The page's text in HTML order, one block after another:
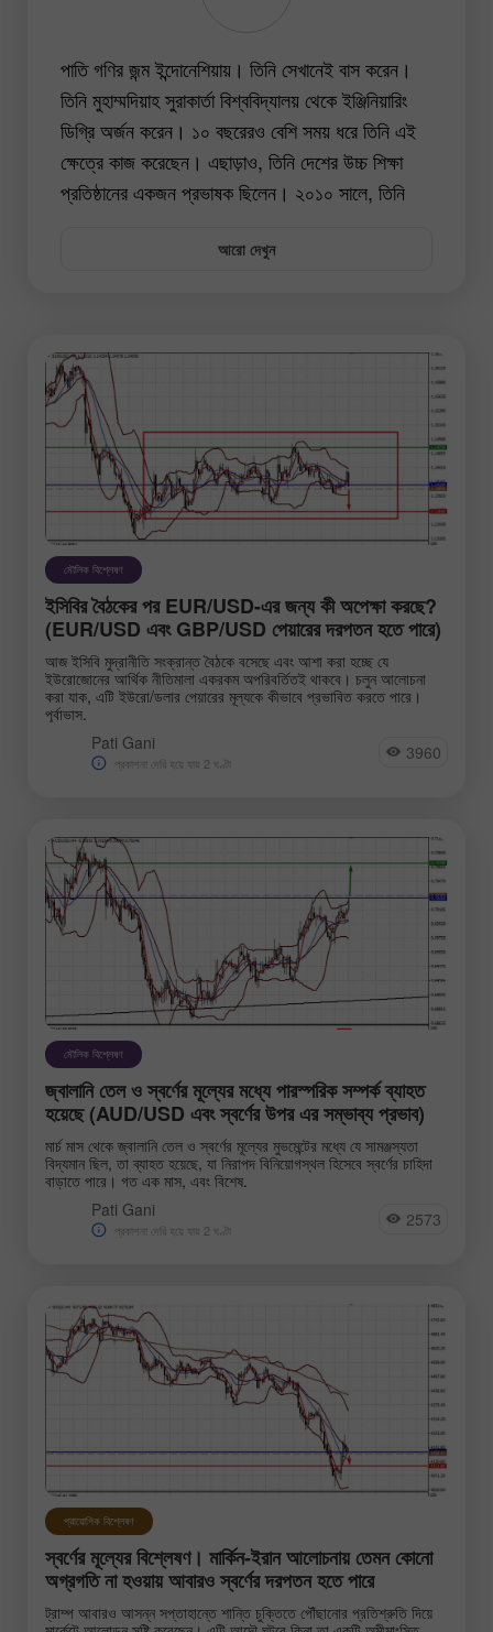
পাতি গণির জন্ম ইন্দোনেশিয়ায়। তিনি সেখানেই বাস করেন।
তিনি মুহাম্মদিয়াহ সুরাকার্তা বিশ্ববিদ্যালয় থেকে ইঞ্জিনিয়ারিং
ডিগ্রি অর্জন করেন। ১০ বছরেরও বেশি সময় ধরে তিনি এই
ক্ষেত্রে কাজ করেছেন। এছাড়াও, তিনি দেশের উচ্চ শিক্ষা
প্রতিষ্ঠানের একজন প্রভাষক ছিলেন। ২০১০ সালে, তিনি
মৌলিক বিশ্লেষণের মৌলিক বিষয়গুলো শেখেন। পরে, তিনি
দলে যোগদান করেন। তিনি মৌলিক বিশ্লেষণধর্মী নিবন্ধ লিখে
থাকেন। পাতি গণি বিশ্বব্যাপী বাজার পরিস্থিতি ঘনিষ্ঠভাবে
পর্যবেক্ষন করেন এবং বিশ্বব্যাপী আর্থিক বাজারকে প্রভাবিত
করতে পারে এমন সমস্ত গুরুত্বপূর্ণ ঘটনা সম্পর্কে ট্রেডারদের
অবিলম্বে অবহিত করে থাকেন।
আরো দেখুন
মৌলিক বিশ্লেষণ
ইসিবির বৈঠকের পর EUR/USD-এর জন্য কী অপেক্ষা করছে?
(EUR/USD এবং GBP/USD পেয়ারের দরপতন হতে পারে)
আজ ইসিবি মুদ্রানীতি সংক্রান্ত বৈঠকে বসেছে এবং আশা করা হচ্ছে যে
ইউরোজোনের আর্থিক নীতিমালা একরকম অপরিবর্তিতই থাকবে। চলুন আলোচনা
করা যাক, এটি ইউরো/ডলার পেয়ারের মূল্যকে কীভাবে প্রভাবিত করতে পারে।
পূর্বাভাস.
Pati Gani
প্রকাশনা দেরি হয়ে যায় 2 ঘণ্টা 3960
মৌলিক বিশ্লেষণ
জ্বালানি তেল ও স্বর্ণের মূল্যের মধ্যে পারস্পরিক সম্পর্ক ব্যাহত
হয়েছে (AUD/USD এবং স্বর্ণের উপর এর সম্ভাব্য প্রভাব)
মার্চ মাস থেকে জ্বালানি তেল ও স্বর্ণের মূল্যের মুভমেন্টের মধ্যে যে সামঞ্জস্যতা
বিদ্যমান ছিল, তা ব্যাহত হয়েছে, যা নিরাপদ বিনিয়োগস্থল হিসেবে স্বর্ণের চাহিদা
বাড়াতে পারে। গত এক মাস, এবং বিশেষ.
Pati Gani
প্রকাশনা দেরি হয়ে যায় 2 ঘণ্টা 2573
প্রায়োগিক বিশ্লেষণ
স্বর্ণের মূল্যের বিশ্লেষণ। মার্কিন-ইরান আলোচনায় তেমন কোনো
অগ্রগতি না হওয়ায় আবারও স্বর্ণের দরপতন হতে পারে
ট্রাম্প আবারও আসন্ন সপ্তাহান্তে শান্তি চুক্তিতে পৌঁছানোর প্রতিশ্রুতি দিয়ে